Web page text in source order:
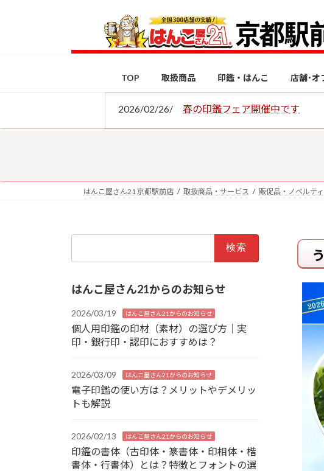
ス
ン
TOP 取扱商品 印鑑・はんこ 店舗･オ
2026/02/26/ 春の印鑑フェア開催中です
はんこ屋さん21 京都駅前店 取扱商品・サービス 販促品・ノベルティ
はんこ屋さん21からのお知らせ
2026/03/19 はんこ屋さん21からのお知らせ
個人用印鑑の印材（素材）の選び方｜実
印・銀行印・認印におすすめは？
2026/03/09 はんこ屋さん21からのお知らせ
電子印鑑の使い方は？メリットやデメリッ
トも解説
2026/02/13 はんこ屋さん21からのお知らせ
印鑑の書体（古印体・篆書体・印相体・楷
書体・行書体）とは？特徴とフォントの選